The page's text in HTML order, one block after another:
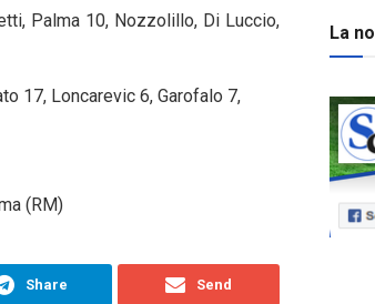
Palma 10, Nozzolillo, Di Luccio,
17, Loncarevic 6, Garofalo 7,
(RM)
Share Send
La